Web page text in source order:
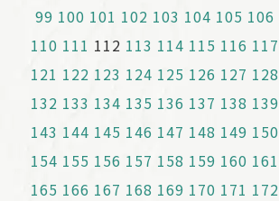
99 100 101 102 103 104 105 106
110 111 112 113 114 115 116 117
121 122 123 124 125 126 127 128
132 133 134 135 136 137 138 139
143 144 145 146 147 148 149 150
154 155 156 157 158 159 160 161
165 166 167 168 169 170 171 172